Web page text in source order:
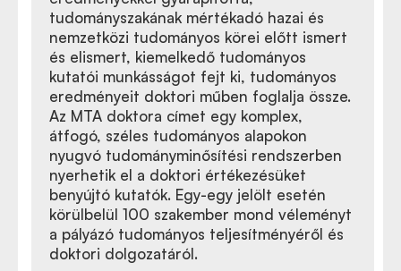
tudományszakának mértékadó hazai és
nemzetközi tudományos körei előtt ismert
és elismert, kiemelkedő tudományos
kutatói munkásságot fejt ki, tudományos
eredményeit doktori műben foglalja össze.
Az MTA doktora címet egy komplex,
átfogó, széles tudományos alapokon
nyugvó tudományminősítési rendszerben
nyerhetik el a doktori értékezésüket
benyújtó kutatók. Egy-egy jelölt esetén
körülbelül 100 szakember mond véleményt
a pályázó tudományos teljesítményéről és
doktori dolgozatáról.